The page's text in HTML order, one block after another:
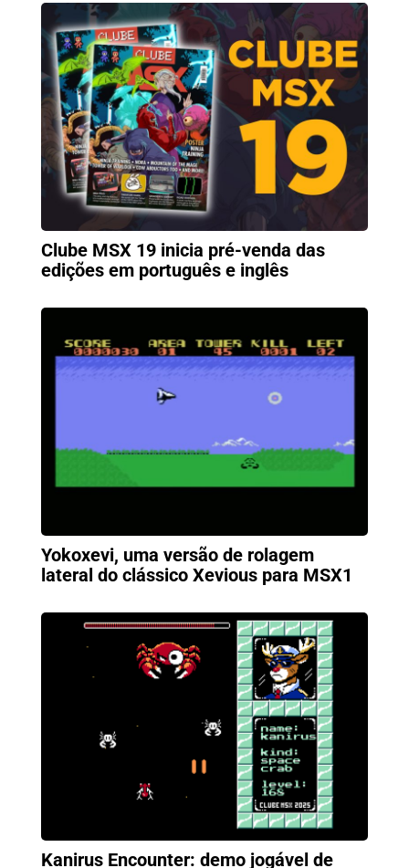
Clube MSX 19 inicia pré-venda das
edições em português e inglês
Yokoxevi, uma versão de rolagem
lateral do clássico Xevious para MSX1
Kanirus Encounter: demo jogável de